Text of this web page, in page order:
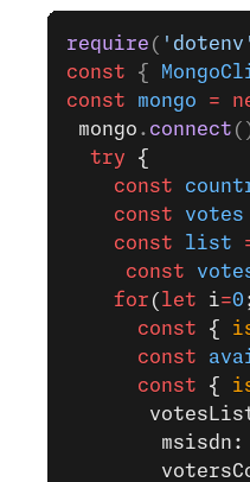
require ( 'dotenv'
const {
const mongo =
mongo . connect
  try
{
    const
    const
votes
    const
list
     const
    for
( let i=0
      const
{
      const
      const
{
        msisdn: